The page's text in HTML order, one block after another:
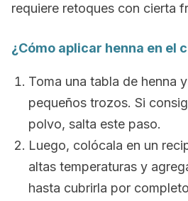
requiere retoques con cierta
¿Cómo aplicar henna en el
Toma una tabla de henna
pequeños trozos. Si
polvo, salta este paso.
Luego, colócala en un
altas temperaturas y
hasta cubrirla por